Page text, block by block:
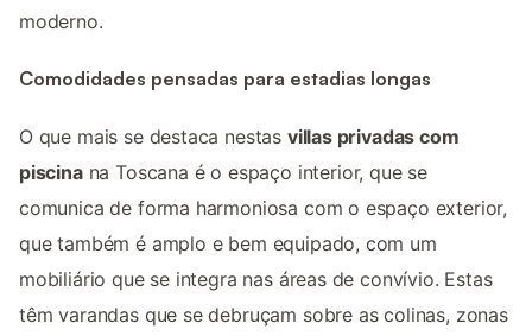
moderno.
Comodidades pensadas para estadias longas
O que mais se destaca nestas villas privadas com
piscinana Toscana é o espaço interior, que se
comunica de forma harmoniosa com o espaço exterior,
que também é amplo e bem equipado, com um
mobiliário que se integra nas áreas de convívio. Estas
têm varandas que se debruçam sobre as colinas, zonas